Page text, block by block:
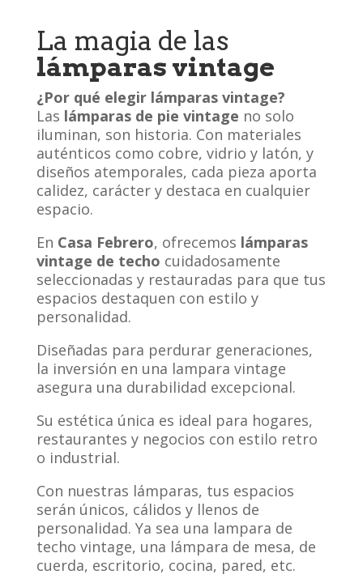
La magia de las
lámparas vintage
¿Por qué elegir lámparas vintage?
Las lámparas de pie vintage no solo
iluminan, son historia. Con materiales
auténticos como cobre, vidrio y latón, y
diseños atemporales, cada pieza aporta
calidez, carácter y destaca en cualquier
espacio.
En Casa Febrero, ofrecemos lámparas
vintage de techo cuidadosamente
seleccionadas y restauradas para que tus
espacios destaquen con estilo y
personalidad.
Diseñadas para perdurar generaciones,
la inversión en una lampara vintage
asegura una durabilidad excepcional.
Su estética única es ideal para hogares,
restaurantes y negocios con estilo retro
o industrial.
Con nuestras lámparas, tus espacios
serán únicos, cálidos y llenos de
personalidad. Ya sea una lampara de
techo vintage, una lámpara de mesa, de
cuerda, escritorio, cocina, pared, etc.